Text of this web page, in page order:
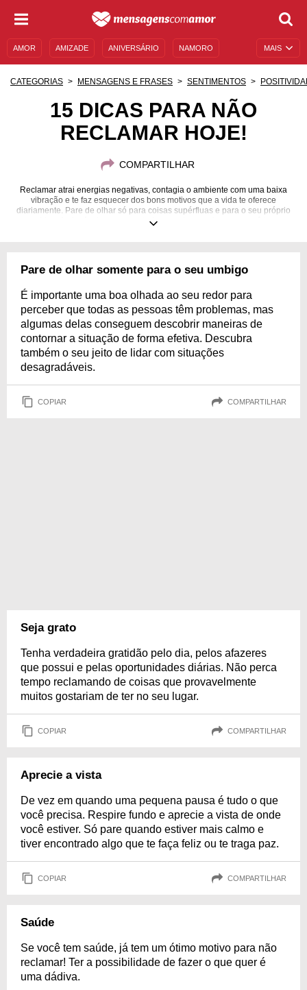
MAIS
AMOR AMIZADE ANIVERSÁRIO NAMORO
MENSAGENS E FRASES MENSAGENS DE ANIVERSÁRIO
CATEGORIAS MENSAGENS E FRASES SENTIMENTOS
15 DICAS PARA NÃO
RECLAMAR HOJE!
COMPARTILHAR
Reclamar atrai energias negativas, contagia o ambiente com uma baixa
vibração e te faz esquecer dos bons motivos que a vida te oferece
diariamente. Pare de olhar só para coisas supérfluas e para o seu próprio
umbigo. Ao invés de se opor a tudo, agradeça mais o que você tem.
Pare de olhar somente para o seu umbigo
É importante uma boa olhada ao seu redor para
perceber que todas as pessoas têm problemas, mas
algumas delas conseguem descobrir maneiras de
contornar a situação de forma efetiva. Descubra
também o seu jeito de lidar com situações
desagradáveis.
COPIAR COMPARTILHAR
Seja grato
Tenha verdadeira gratidão pelo dia, pelos afazeres
que possui e pelas oportunidades diárias. Não perca
tempo reclamando de coisas que provavelmente
muitos gostariam de ter no seu lugar.
COPIAR COMPARTILHAR
Aprecie a vista
De vez em quando uma pequena pausa é tudo o que
você precisa. Respire fundo e aprecie a vista de onde
você estiver. Só pare quando estiver mais calmo e
tiver encontrado algo que te faça feliz ou te traga paz.
COPIAR COMPARTILHAR
Saúde
Se você tem saúde, já tem um ótimo motivo para não
reclamar! Ter a possibilidade de fazer o que quer é
uma dádiva.